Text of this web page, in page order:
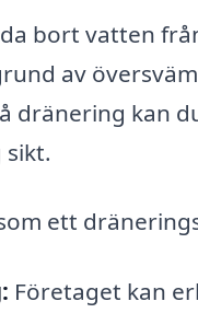
bort vatten
av
dränering kan
sikt.
ett
Företaget kan